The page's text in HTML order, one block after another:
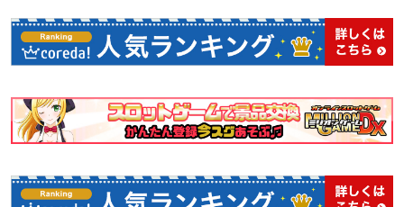
●プラクティスモード
好きな時に好きな場所で練習が可能。豊富な設定項目があ
り、いつもと違った状況のシミュレートや練習も出来ちゃい
ます。